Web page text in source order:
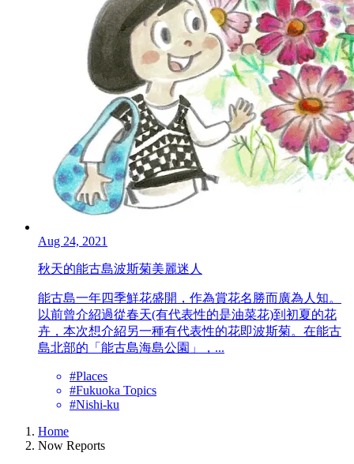
Aug 24, 2021
秋天的能古島波斯菊美麗迷人
能古島一年四季鮮花盛開，作為賞花名勝而廣為人知。
以前曾介紹過從春天(有代表性的是油菜花)到初夏的花
卉，本次想介紹另一種有代表性的花即波斯菊。在能古
島北部的「能古島海島公園」，...
#Places
#Fukuoka Topics
#Nishi-ku
Home
Now Reports